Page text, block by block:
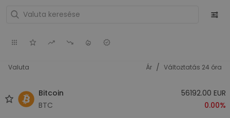
Valuta Ár / Változtatás 24 óra
Bitcoin
BTC
56192.00 EUR
0.00%